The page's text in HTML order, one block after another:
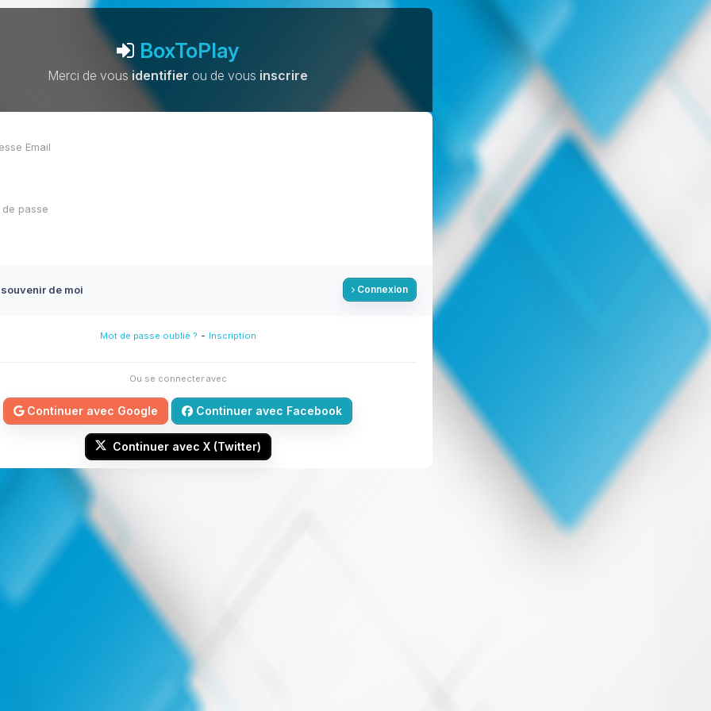
BoxToPlay
Merci de vousidentifier ou de vous inscrire
de moi Connexion
Mot de passe oublié ? - Inscription
Ou se connecter avec
Continuer avec Google Continuer avec Facebook
Continuer avec X (Twitter)